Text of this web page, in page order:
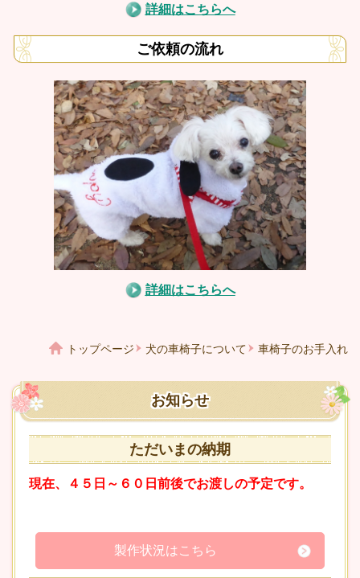
詳細はこちらへ
ご依頼の流れ
詳細はこちらへ
トップページ 犬の車椅子について 車椅子のお手入れ
お知らせ
ただいまの納期
現在、４５日～６０日前後でお渡しの予定です。
製作状況はこちら